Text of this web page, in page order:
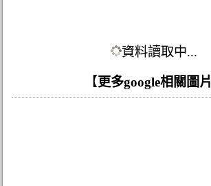
資料讀取中...
【更多google相關圖片